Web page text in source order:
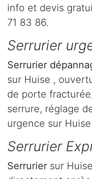
info et devis
71 83 86.
Serrurier
Serrurier
sur Huise ,
de porte
serrure, réglage
urgence sur
Serrurier
Serrurier sur